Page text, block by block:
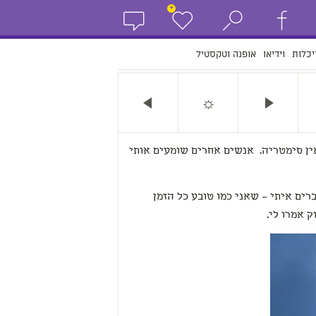
+
וידיאו אופנה וטקסטיל
☼
סימטריה. אנשים אחרים שומעים אותי
איתי – שאני כמו טובע כל הזמן
אמרו לי.